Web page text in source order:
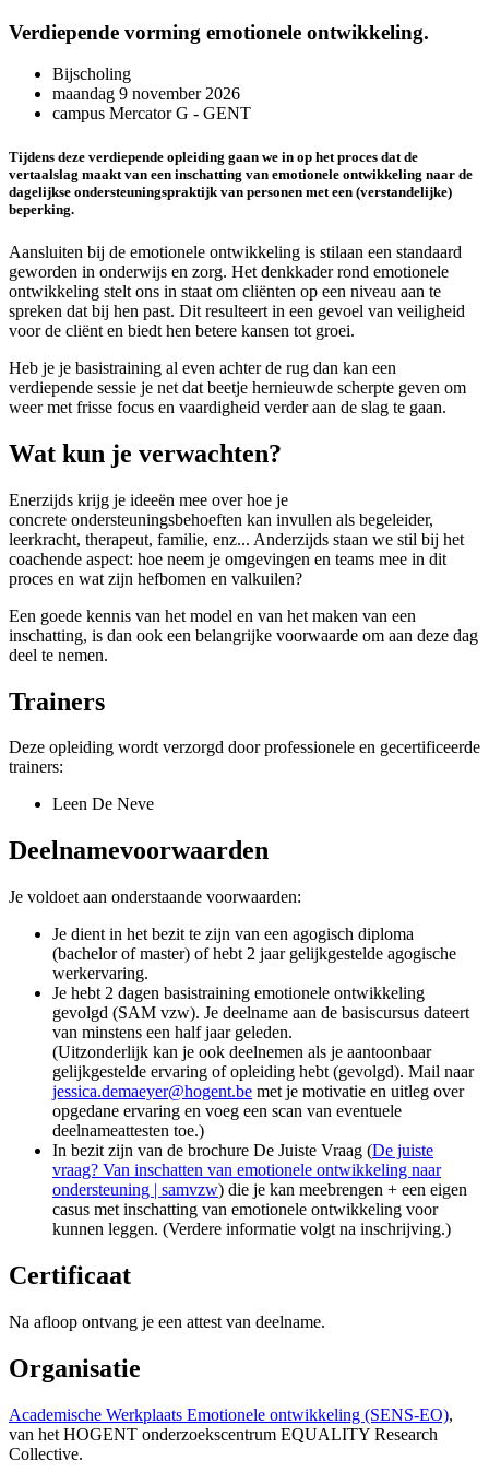
Verdiepende vorming emotionele ontwikkeling.
Bijscholing
maandag 9 november 2026
campus Mercator G - GENT
Tijdens deze verdiepende opleiding gaan we in op het proces dat de
vertaalslag maakt van een inschatting van emotionele ontwikkeling naar de
dagelijkse ondersteuningspraktijk van personen met een (verstandelijke)
beperking.
Aansluiten bij de emotionele ontwikkeling is stilaan een standaard
geworden in onderwijs en zorg. Het denkkader rond emotionele
ontwikkeling stelt ons in staat om cliënten op een niveau aan te
spreken dat bij hen past. Dit resulteert in een gevoel van veiligheid
voor de cliënt en biedt hen betere kansen tot groei.
Heb je je basistraining al even achter de rug dan kan een
verdiepende sessie je net dat beetje hernieuwde scherpte geven om
weer met frisse focus en vaardigheid verder aan de slag te gaan.
Wat kun je verwachten?
Enerzijds krijg je ideeën mee over hoe je
concrete ondersteuningsbehoeften kan invullen als begeleider,
leerkracht, therapeut, familie, enz... Anderzijds staan we stil bij het
coachende aspect: hoe neem je omgevingen en teams mee in dit
proces en wat zijn hefbomen en valkuilen?
Een goede kennis van het model en van het maken van een
inschatting, is dan ook een belangrijke voorwaarde om aan deze dag
deel te nemen.
Trainers
Deze opleiding wordt verzorgd door professionele en gecertificeerde
trainers:
Leen De Neve
Deelnamevoorwaarden
Je voldoet aan onderstaande voorwaarden:
Je dient in het bezit te zijn van een agogisch diploma
(bachelor of master) of hebt 2 jaar gelijkgestelde agogische
werkervaring.
Je hebt 2 dagen basistraining emotionele ontwikkeling
gevolgd (SAM vzw). Je deelname aan de basiscursus dateert
van minstens een half jaar geleden.
(Uitzonderlijk kan je ook deelnemen als je aantoonbaar
gelijkgestelde ervaring of opleiding hebt (gevolgd). Mail naar
jessica.demaeyer@hogent.be met je motivatie en uitleg over
opgedane ervaring en voeg een scan van eventuele
deelnameattesten toe.)
In bezit zijn van de brochure De Juiste Vraag (De juiste
vraag? Van inschatten van emotionele ontwikkeling naar
ondersteuning | samvzw) die je kan meebrengen + een eigen
casus met inschatting van emotionele ontwikkeling voor
kunnen leggen. (Verdere informatie volgt na inschrijving.)
Certificaat
Na afloop ontvang je een attest van deelname.
Organisatie
Academische Werkplaats Emotionele ontwikkeling (SENS-EO),
van het HOGENT onderzoekscentrum EQUALITY Research
Collective.